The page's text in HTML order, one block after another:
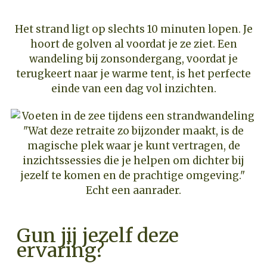
Het strand ligt op slechts 10 minuten lopen. Je
hoort de golven al voordat je ze ziet. Een
wandeling bij zonsondergang, voordat je
terugkeert naar je warme tent, is het perfecte
einde van een dag vol inzichten.
"Wat deze retraite zo bijzonder maakt, is de
magische plek waar je kunt vertragen, de
inzichtssessies die je helpen om dichter bij
jezelf te komen en de prachtige omgeving." ️
Echt een aanrader.
Gun jij jezelf deze
ervaring?